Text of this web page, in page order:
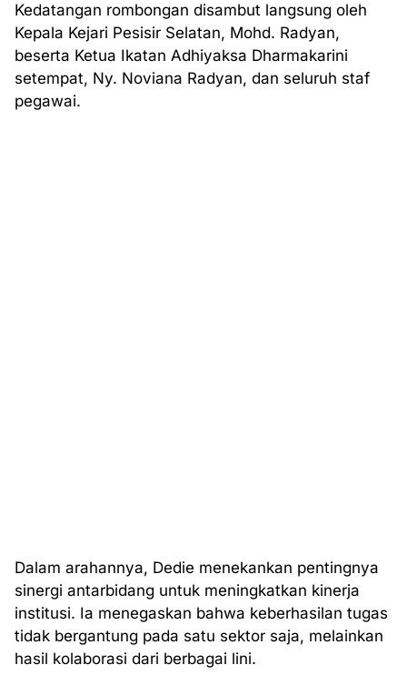
Kedatangan rombongan disambut langsung oleh
Kepala Kejari Pesisir Selatan, Mohd. Radyan,
beserta Ketua Ikatan Adhiyaksa Dharmakarini
setempat, Ny. Noviana Radyan, dan seluruh staf
pegawai.
Dalam arahannya, Dedie menekankan pentingnya
sinergi antarbidang untuk meningkatkan kinerja
institusi. Ia menegaskan bahwa keberhasilan tugas
tidak bergantung pada satu sektor saja, melainkan
hasil kolaborasi dari berbagai lini.